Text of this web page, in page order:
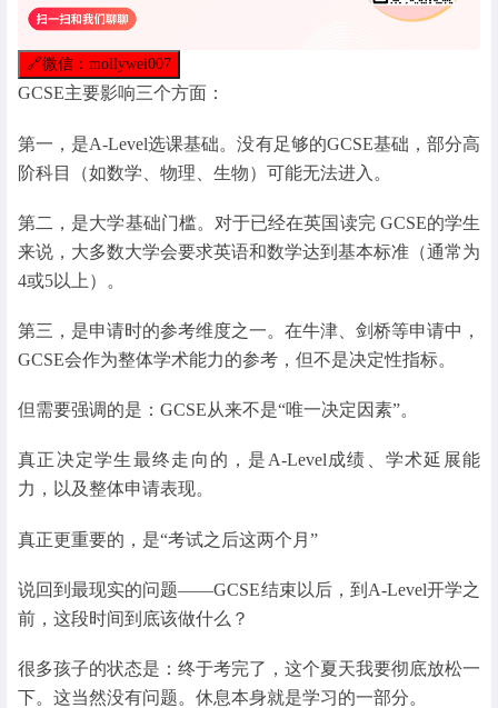
🔗微信：mollywei007
GCSE主要影响三个方面：
第一，是A-Level选课基础。没有足够的GCSE基础，部分高
阶科目（如数学、物理、生物）可能无法进入。
第二，是大学基础门槛。对于已经在英国读完 GCSE的学生
来说，大多数大学会要求英语和数学达到基本标准（通常为
4或5以上）。
第三，是申请时的参考维度之一。在牛津、剑桥等申请中，
GCSE会作为整体学术能力的参考，但不是决定性指标。
但需要强调的是：GCSE从来不是“唯一决定因素”。
真正决定学生最终走向的，是A-Level成绩、学术延展能
力，以及整体申请表现。
真正更重要的，是“考试之后这两个月”
说回到最现实的问题——GCSE结束以后，到A-Level开学之
前，这段时间到底该做什么？
很多孩子的状态是：终于考完了，这个夏天我要彻底放松一
下。这当然没有问题。休息本身就是学习的一部分。